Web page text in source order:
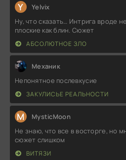
Y Yelvix
Ну, что сказать… Интрига вроде
плоские как блин. Сюжет
АБСОЛЮТНОЕ ЗЛО
Механик
Непонятное послевкусие
ЗАКУЛИСЬЕ РЕАЛЬНОСТИ
M MysticMoon
Не знаю, что все в восторге, но
сюжет слишком
ВИТЯЗИ